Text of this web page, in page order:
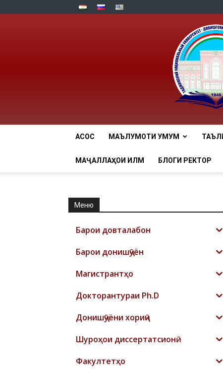
АСОСӢ МАЪЛУМОТИ УМУМӢ
МАҶАЛЛАҲОИ ИЛМӢ БЛОГИ РЕКТОР
Меню
Барои довталабон
Барои донишҷӯён
Магистрантҳо
Докторантураи Ph.D
Донишҷӯёни хориҷӣ
Шyроҳои диссертатсионӣ
Факултетҳо